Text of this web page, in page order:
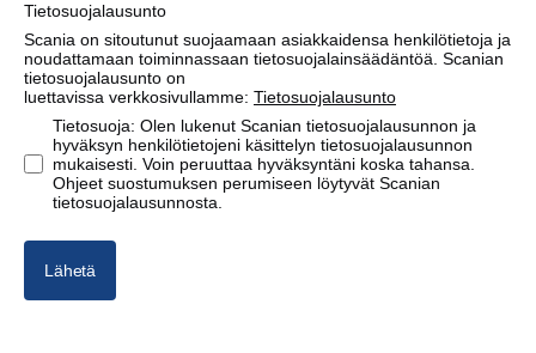
Tietosuojalausunto
Scania on sitoutunut suojaamaan asiakkaidensa henkilötietoja ja
noudattamaan toiminnassaan tietosuojalainsäädäntöä. Scanian
tietosuojalausunto on
luettavissa verkkosivullamme: Tietosuojalausunto
Tietosuoja: Olen lukenut Scanian tietosuojalausunnon ja
hyväksyn henkilötietojeni käsittelyn tietosuojalausunnon
mukaisesti. Voin peruuttaa hyväksyntäni koska tahansa.
Ohjeet suostumuksen perumiseen löytyvät Scanian
tietosuojalausunnosta.
Lähetä